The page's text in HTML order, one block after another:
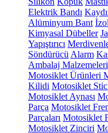
Elektrik Bandı
Alüminyum Bant
Kimyasal Dübeller
Yapıştırıcı
Söndürücü Alarm
Ambalaj Malzemeleri
Motosiklet Ürünleri
Kilidi Motosiklet
Motosiklet Aynası
Parça Motosiklet
Parçaları Motosiklet
Motosiklet Zinciri